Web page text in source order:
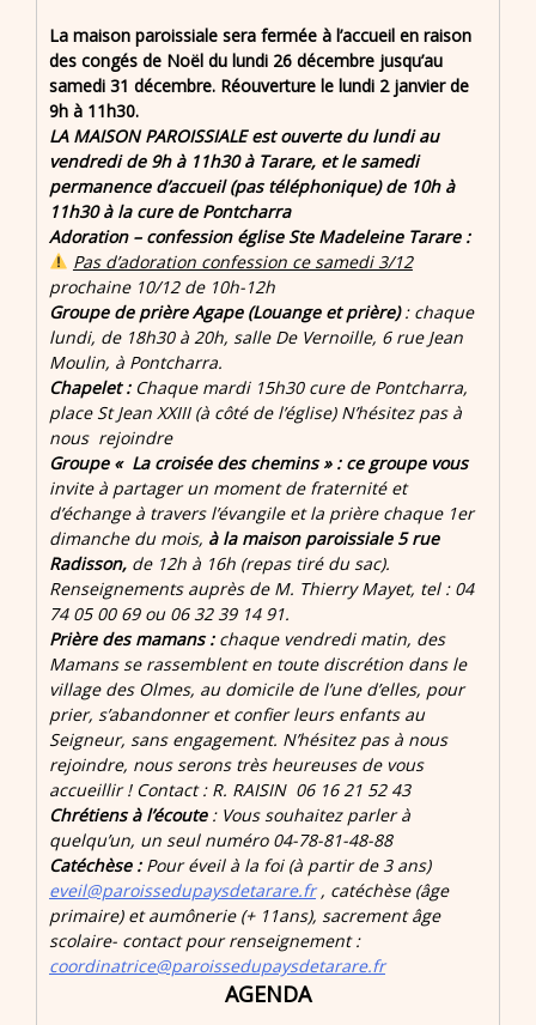
La maison paroissiale sera fermée à l’accueil en raison
des congés de Noël du lundi 26 décembre jusqu’au
samedi 31 décembre. Réouverture le lundi 2 janvier de
9h à 11h30.
LA MAISON PAROISSIALE est ouverte du lundi au
vendredi de 9h à 11h30 à Tarare, etle samedi
permanence d’accueil (pas téléphonique) de 10h à
11h30 à la cure de Pontcharra
Adoration – confession église Ste Madeleine Tarare :
Pas d’adoration confession ce samedi 3/12
prochaine 10/12 de 10h-12h
Groupe de prière Agape (Louange et prière): chaque
lundi, de 18h30 à 20h, salle De Vernoille, 6 rue Jean
Moulin, à Pontcharra.
Chapelet :Chaque mardi 15h30 cure de Pontcharra,
place St Jean XXIII (à côté de l’église) N’hésitez pas à
nous rejoindre
Groupe « La croisée des chemins » : ce groupe vous
invite à partager un moment de fraternité et
d’échange à travers l’évangile et la prière chaque 1er
dimanche du mois, à la maison paroissiale 5 rue
Radisson, de 12h à 16h (repas tiré du sac).
Renseignements auprès de M. Thierry Mayet, tel : 04
74 05 00 69 ou 06 32 39 14 91.
Prière des mamans :chaque vendredi matin, des
Mamans se rassemblent en toute discrétion dans le
village des Olmes, au domicile de l’une d’elles, pour
prier, s’abandonner et confier leurs enfants au
Seigneur, sans engagement. N’hésitez pas à nous
rejoindre, nous serons très heureuses de vous
accueillir ! Contact : R. RAISIN 06 16 21 52 43
Chrétiens à l’écoute: Vous souhaitez parler à
quelqu’un, un seul numéro 04-78-81-48-88
Catéchèse : Pour éveil à la foi (à partir de 3 ans)
eveil@paroissedupaysdetarare.fr, catéchèse (âge
primaire) et aumônerie (+ 11ans), sacrement âge
scolaire- contact pour renseignement :
coordinatrice@paroissedupaysdetarare.fr
AGENDA